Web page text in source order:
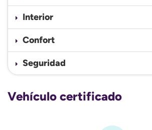
Interior
Confort
Seguridad
Vehículo certificado